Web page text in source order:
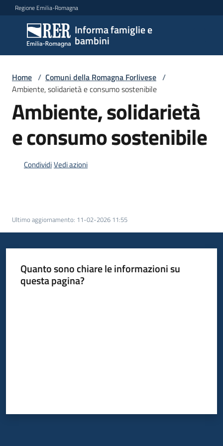
Vai al contenuto
Vai alla navigazione
Vai al footer
Regione Emilia-Romagna
Informa famiglie e
bambini
Informa
famiglie
e
bambini
Argomenti
famiglie
locali
Home / Comuni della Romagna Forlivese /
Ambiente, solidarietà e consumo sostenibile
Ambiente, solidarietà
e consumo sostenibile
CondividiVedi azioni
Ultimo aggiornamento: 11-02-2026 11:55
Quanto sono chiare le informazioni su
questa pagina?